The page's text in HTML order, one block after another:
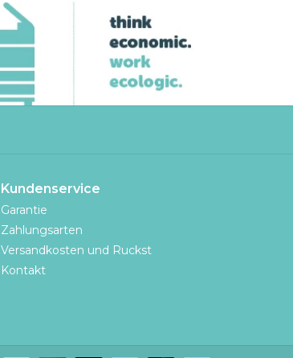
Kundenservice
Garantie
Zahlungsarten
Versandkosten und Ruckst
Kontakt